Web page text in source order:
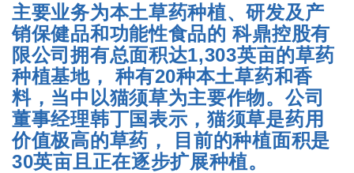
主要业务为本土草药种植、研发及产
销保健品和功能性食品的 科鼎控股有
限公司拥有总面积达1,303英亩的草药
种植基地， 种有20种本土草药和香
料，当中以猫须草为主要作物。公司
董事经理韩丁国表示，猫须草是药用
价值极高的草药， 目前的种植面积是
30英亩且正在逐步扩展种植。